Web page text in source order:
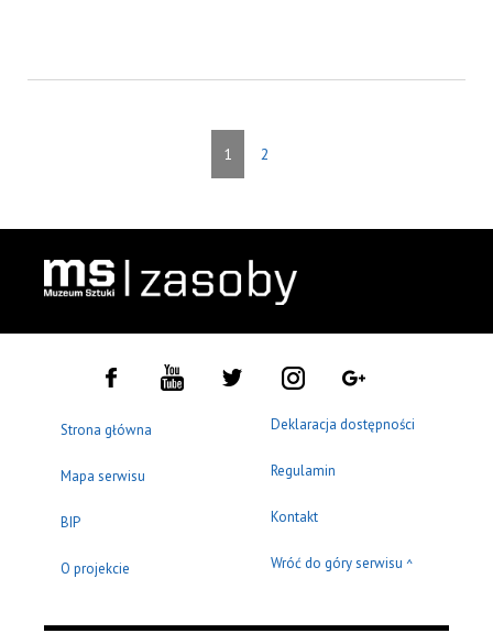
1 2
Strona główna
Mapa serwisu
BIP
O projekcie
Deklaracja dostępności
Regulamin
Kontakt
Wróć do góry serwisu ^